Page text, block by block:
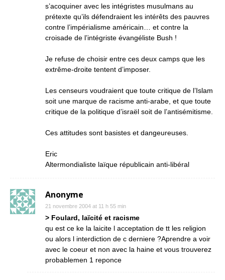
s’acoquiner avec les intégristes musulmans au
prétexte qu’ils défendraient les intérêts des pauvres
contre l’impérialisme américain… et contre la
croisade de l’intégriste évangéliste Bush !
Je refuse de choisir entre ces deux camps que les
extrême-droite tentent d’imposer.
Les censeurs voudraient que toute critique de l’Islam
soit une marque de racisme anti-arabe, et que toute
critique de la politique d’israël soit de l’antisémitisme.
Ces attitudes sont basistes et dangeureuses.
Eric
Altermondialiste laïque républicain anti-libéral
Anonyme
21 novembre 2004 at 11 h 55 min
> Foulard, laïcité et racisme
qu est ce ke la laicite l acceptation de tt les religion
ou alors l interdiction de c derniere ?Aprendre a voir
avec le coeur et non avec la haine et vous trouverez
probablemen 1 reponce